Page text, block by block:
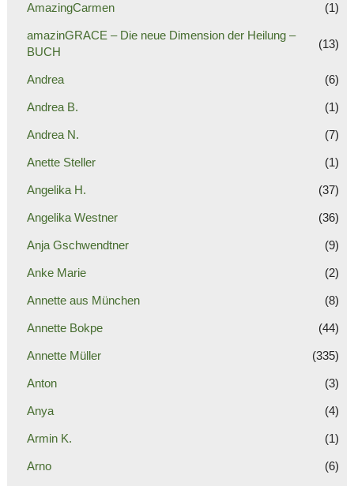
AmazingCarmen (1)
amazinGRACE – Die neue Dimension der Heilung –
BUCH
(13)
Andrea (6)
Andrea B. (1)
Andrea N. (7)
Anette Steller (1)
Angelika H. (37)
Angelika Westner (36)
Anja Gschwendtner (9)
Anke Marie (2)
Annette aus München (8)
Annette Bokpe (44)
Annette Müller (335)
Anton (3)
Anya (4)
Armin K. (1)
Arno (6)